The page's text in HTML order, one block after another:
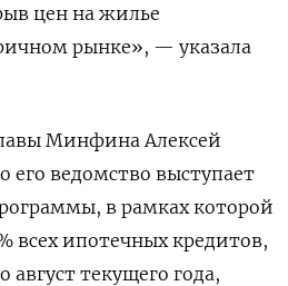
цен на жилье
рынке», — указала
Минфина Алексей
его ведомство выступает
в рамках которой
всех ипотечных кредитов,
август текущего года,